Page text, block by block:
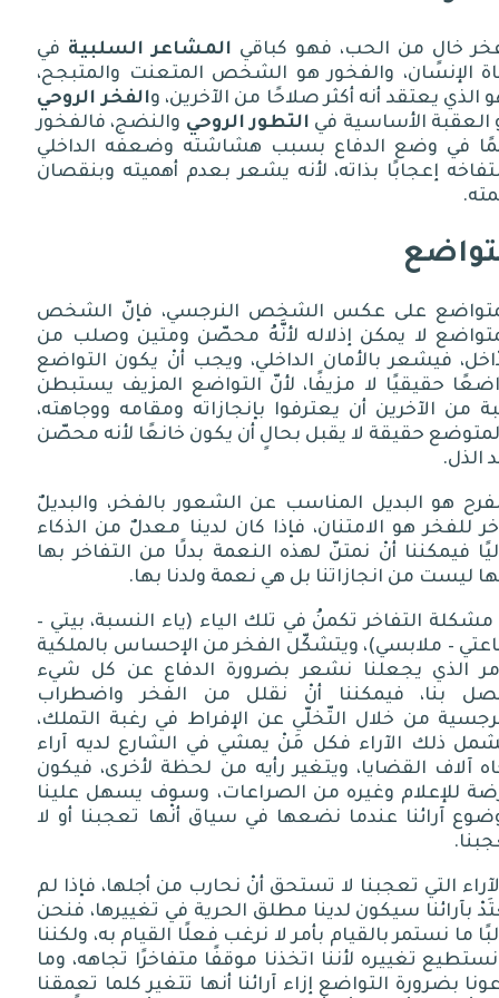
خالٍ من الحب، فهو كباقي المشاعر السلبية في
الإنسان، والفخور هو الشخص المتعنت والمتبجح،
الذي يعتقد أنه أكثر صلاحًا من الآخرين، والفخر الروحي
العقبة الأساسية في التطور الروحي والنضج، فالفخور
في وضع الدفاع بسبب هشاشته وضعفه الداخلي
إعجابًا بذاته، لأنه يشعر بعدم أهميته وبنقصان
.
على عكس الشخص النرجسي، فإنّ الشخص
لا يمكن إذلاله لأنَّهُ محصّن ومتين وصلب من
فيشعر بالأمان الداخلي، ويجب أنْ يكون التواضع
حقيقيًا لا مزيفًا، لأنّ التواضع المزيف يستبطن
من الآخرين أن يعترفوا بإنجازاته ومقامه ووجاهته،
حقيقة لا يقبل بحالٍ أن يكون خانعًا لأنه محصّن
الذل.
هو البديل المناسب عن الشعور بالفخر، والبديلٌ
للفخر هو الامتنان، فإذا كان لدينا معدلٌ من الذكاء
فيمكننا أنْ نمتنّ لهذه النعمة بدلًا من التفاخر بها
ليست من انجازاتنا بل هي نعمة ولدنا بها.
مشكلة التفاخر تكمنُ في تلك الياء (ياء النسبة، بيتي –
– ملابسي)، ويتشكّل الفخر من الإحساس بالملكية
الذي يجعلنا نشعر بضرورة الدفاع عن كل شيء
بنا، فيمكننا أنْ نقلل من الفخر واضطراب
من خلال التّخلّي عن الإفراط في رغبة التملك،
ذلك الآراء فكل مَنْ يمشي في الشارع لديه آراء
آلاف القضايا، ويتغير رأيه من لحظة لأخرى، فيكون
للإعلام وغيره من الصراعات، وسوف يسهل علينا
آرائنا عندما نضعها في سياق أنْها تعجبنا أو لا
.
التي تعجبنا لا تستحق أنْ نحارب من أجلها، فإذا لم
بآرائنا سيكون لدينا مطلق الحرية في تغييرها، فنحن
ما نستمر بالقيام بأمر لا نرغب فعلًا القيام به، ولكننا
نستطيع تغييره لأننا اتخذنا موقفًا متفاخرًا تجاهه، وما
بضرورة التواضع إزاء آرائنا أنها تتغير كلما تعمقنا